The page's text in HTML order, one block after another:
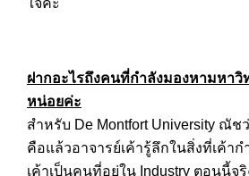
ใจค่ะ
ฝากอะไรถึงคนที่กำลังมองหามหาวิ
หน่อยค่ะ
สำหรับ De Montfort University ณัช
คือแล้วอาจารย์เค้ารู้ลึกในสิ่งที่เค้า
เค้าเป็นคนที่อยู่ใน Industry ตอนนี้จ